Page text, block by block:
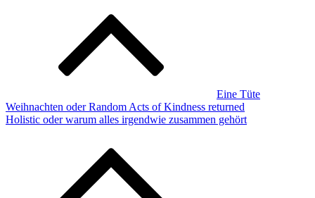
Eine Tüte
Weihnachten oder Random Acts of Kindness returned
Holistic oder warum alles irgendwie zusammen gehört